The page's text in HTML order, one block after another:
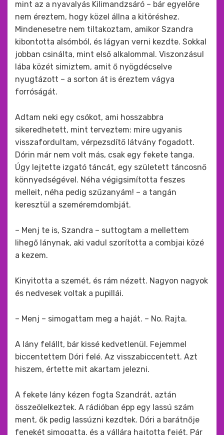
mint az a nyavalyás Kilimandzsáró – bár egyelőre
nem éreztem, hogy közel állna a kitöréshez.
Mindenesetre nem tiltakoztam, amikor Szandra
kibontotta alsómból, és lágyan verni kezdte. Sokkal
jobban csinálta, mint első alkalommal. Viszonzásul
lába közét simiztem, amit ő nyögdécselve
nyugtázott – a sorton át is éreztem vágya
forróságát.
Adtam neki egy csókot, ami hosszabbra
sikeredhetett, mint terveztem: mire ugyanis
visszafordultam, vérpezsdítő látvány fogadott.
Dórin már nem volt más, csak egy fekete tanga.
Úgy lejtette izgató táncát, egy született táncosnő
könnyedségével. Néha végigsimította feszes
melleit, néha pedig szűzanyám! – a tangán
keresztül a szeméremdombját.
– Menj te is, Szandra – suttogtam a mellettem
lihegő lánynak, aki vadul szorította a combjai közé
a kezem.
Kinyitotta a szemét, és rám nézett. Nagyon nagyok
és nedvesek voltak a pupillái.
– Menj – simogattam meg a haját. – No. Rajta.
A lány felállt, bár kissé kedvetlenül. Fejemmel
biccentettem Dóri felé. Az visszabiccentett. Azt
hiszem, értette mit akartam jelezni.
A fekete lány kézen fogta Szandrát, aztán
összeölelkeztek. A rádióban épp egy lassú szám
ment, ők pedig lassúzni kezdtek. Dóri a barátnője
fenekét simogatta, és a vállára hajtotta fejét. Pár